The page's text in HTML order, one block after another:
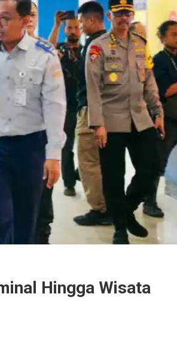
Bengkulu, Puluhan Gram Narkotika Disita
Polisi di Pasaman Barat
Hingga Wisata